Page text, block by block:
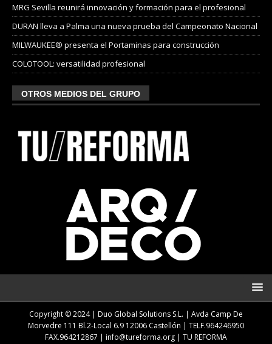
MRG Sevilla reunirá innovación y formación para el profesional
DURAN lleva a Palma una nueva prueba del Campeonato Nacional
MILWAUKEE® presenta el Portaminas para construcción
COLOTOOL: versatilidad profesional
OTROS MEDIOS DEL GRUPO
Copyright © 2024 | Duo Global Solutions S.L. | Avda Camp De
Morvedre 111 Bl.2-Local 6.9 12006 Castellón | TELF.964246950
FAX.964212867 | info@tureforma.org | TU REFORMA